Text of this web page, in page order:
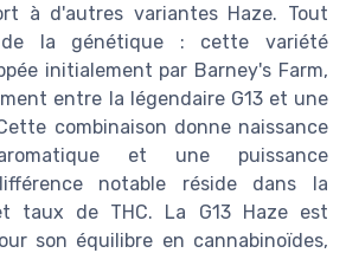
à d'autres variantes Haze. Tout
de la génétique : cette variété
initialement par Barney's Farm,
entre la légendaire G13 et une
combinaison donne naissance
et une puissance
notable réside dans la
taux de THC. La G13 Haze est
son équilibre en cannabinoïdes,